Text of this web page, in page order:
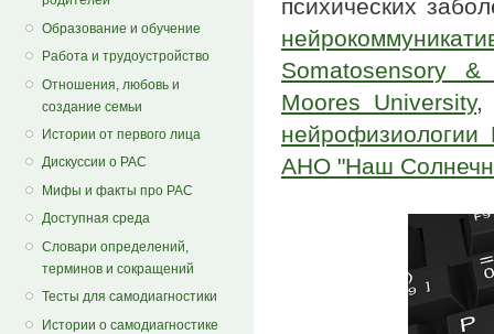
Образование и обучение
Работа и трудоустройство
Отношения, любовь и
создание семьи
Истории от первого лица
Дискуссии о РАС
Мифы и факты про РАС
Доступная среда
Словари определений,
терминов и сокращений
Тесты для самодиагностики
Истории о самодиагностике
психических
Somatosensory
Moores University,
нейрофизиологии
АНО "Наш